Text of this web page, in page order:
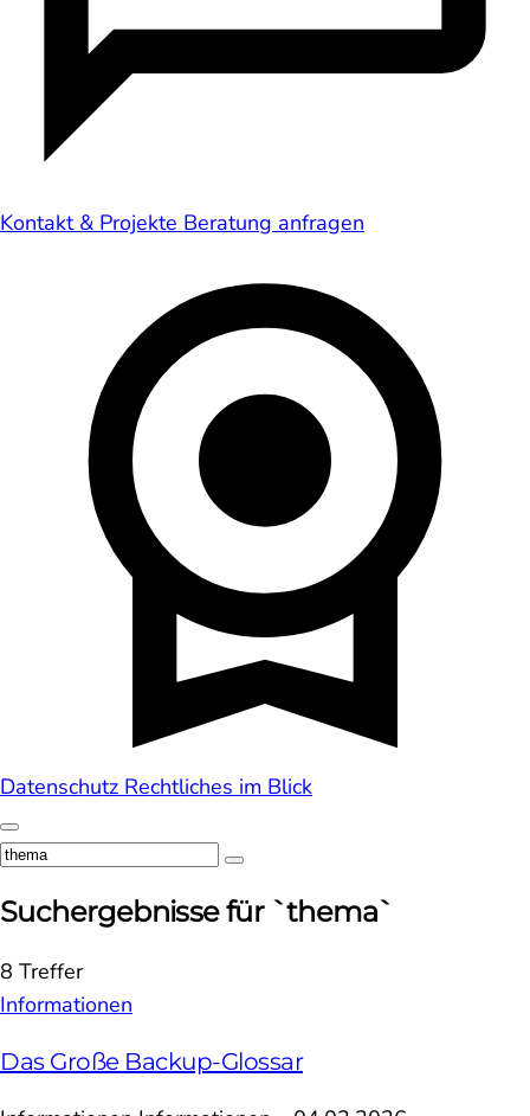
Kontakt & Projekte Beratung anfragen
Datenschutz Rechtliches im Blick
Suchergebnisse für `thema`
8 Treffer
Informationen
Das Große Backup-Glossar